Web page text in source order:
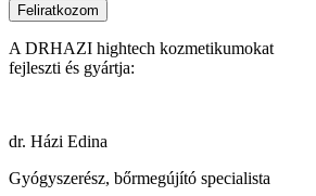
Feliratkozom
A DRHAZI hightech kozmetikumokat
fejleszti és gyártja:
dr. Házi Edina
Gyógyszerész, bőrmegújító specialista